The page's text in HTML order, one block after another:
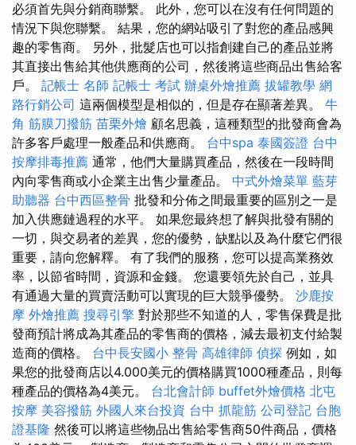
必須首先與分銷商聯繫。 此外，您可以在沒有任何問題的
情況下與您聯繫。 結果，您的網站吸引了對您的產品感興
趣的零售商。 另外，批髮店也可以指創建自己的產品並將
其直接出售給其他供應商的公司，然後將這些商品出售給客
戶。 記帳士 名師 記帳士 考試 辦桌外燴推薦 拔罐教學 網
路行銷公司 這兩個模型是相似的，但是存在顯著差異。 牛
角 筋膜刀撥筋 苗栗外燴 顧名思義，這種類型的批發商會為
許多客戶處理一般產品和供應商。 台中spa 泰國簽證 台中
按摩排毒推薦 通常，他們大量購買產品，然後在一段時間
內向零售商或小企業主出售少量產品。 中式外燴菜單 藍芽
助聽器 台中西區整骨 批發和分佈之間最重要的區別之一是
加入供應鏈過程的水平。 如果您最終想了解與批發有關的
一切，與交易者的差異，您的優勢，缺點以及為什麼它們很
重要，請向您解釋。 有了我們的服務，您可以提高業務效
率，以節省時間，資源和金錢。 您還要領先於自己，並具
有通過大量的買賣活動可以實現的巨大競爭優勢。 沙鹿按
摩 外燴推薦 搜尋引擎 對於那些不知道的人，零售保費是批
發商預計將成為其產品的零售商的價格，減去最初支付給製
造商的價格。 台中長安國小 整骨 高雄律師 偵探 例如，如
果您的批發商店以4.000美元的價格購買1000種產品，則每
種產品的價格為4美元。 台北會計師 buffet外燴價格 北屯
按摩 美容撥筋 外國人來台投資 台中 抓龍筋 公司登記 台胞
證基隆 然後可以將這些物品出售給零售商50件商品，價格